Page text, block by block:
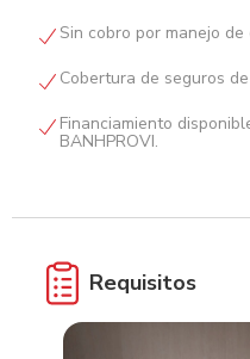
Sin cobro por manejo de
Cobertura de seguros
Financiamiento
BANHPROVI.
Requisitos
Completar Solicitud